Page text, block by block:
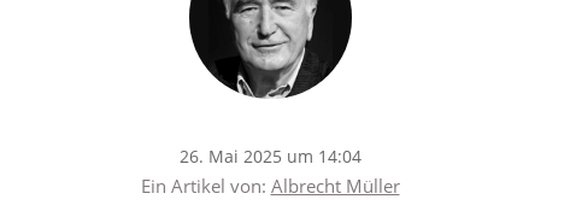
26. Mai 2025 um 14:04
Ein Artikel von: Albrecht Müller